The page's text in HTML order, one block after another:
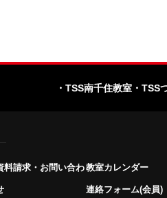
・TSS南千住教室 ・TSS
料請求・お問い合わ教室カレンダー
連絡フォーム(会員)